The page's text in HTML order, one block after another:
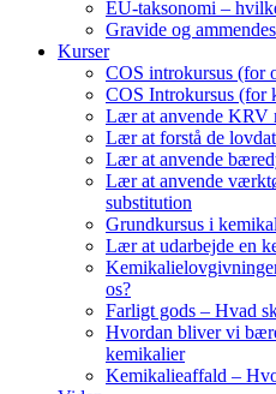
EU-taksonomi –
Gravide og
Kurser
COS introkursus (for
COS Introkursus (for
Lær at anvende KRV
Lær at forstå de
Lær at anvende
Lær at anvende
substitution
Grundkursus i
Lær at udarbejde en
os?
Farligt gods – Hvad
Hvordan bliver vi
kemikalier
Kemikalieaffald –